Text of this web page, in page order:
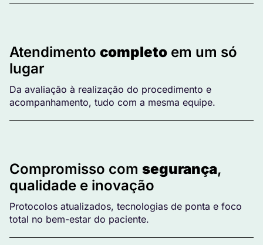
Atendimento completo em um só
lugar
Da avaliação à realização do procedimento e
acompanhamento, tudo com a mesma equipe.
Compromisso com segurança,
qualidade e inovação
Protocolos atualizados, tecnologias de ponta e foco
total no bem-estar do paciente.